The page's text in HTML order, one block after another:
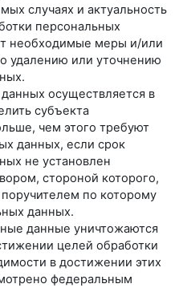
случаях и актуальность
персональных
необходимые меры и/или
удалению или уточнению
осуществляется в
субъекта
чем этого требуют
данных, если срок
не установлен
стороной которого,
по которому
данных.
данные уничтожаются
целей обработки
в достижении этих
федеральным